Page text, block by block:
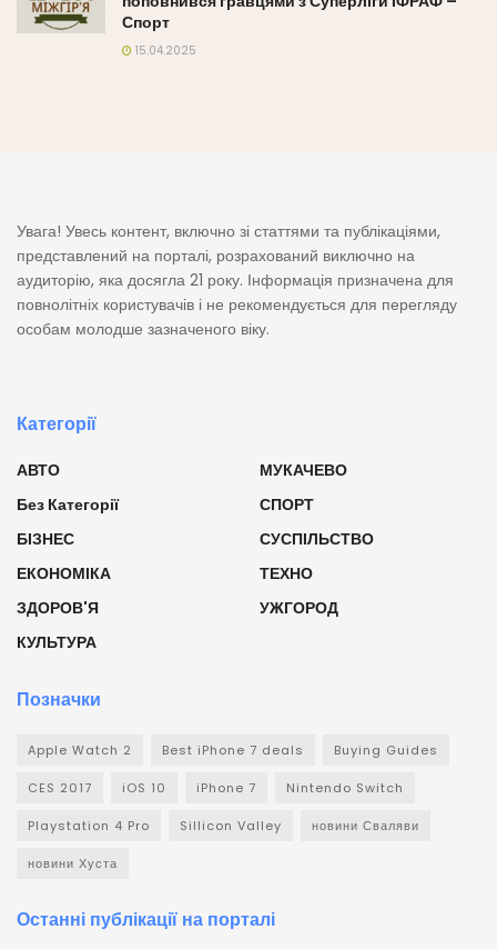
Спорт
15.04.2025
Увага! Увесь контент, включно зі статтями та публікаціями,
представлений на порталі, розрахований виключно на
аудиторію, яка досягла 21 року. Інформація призначена для
повнолітніх користувачів і не рекомендується для перегляду
особам молодше зазначеного віку.
Категорії
АВТО
Без Категорії
БІЗНЕС
ЕКОНОМІКА
ЗДОРОВ'Я
КУЛЬТУРА
МУКАЧЕВО
СПОРТ
СУСПІЛЬСТВО
ТЕХНО
УЖГОРОД
Позначки
Apple Watch 2 Best iPhone 7 deals Buying Guides
CES 2017 iOS 10 iPhone 7 Nintendo Switch
Playstation 4 Pro Sillicon Valley новини Сваляви
новини Хуста
Останні публікації на порталі